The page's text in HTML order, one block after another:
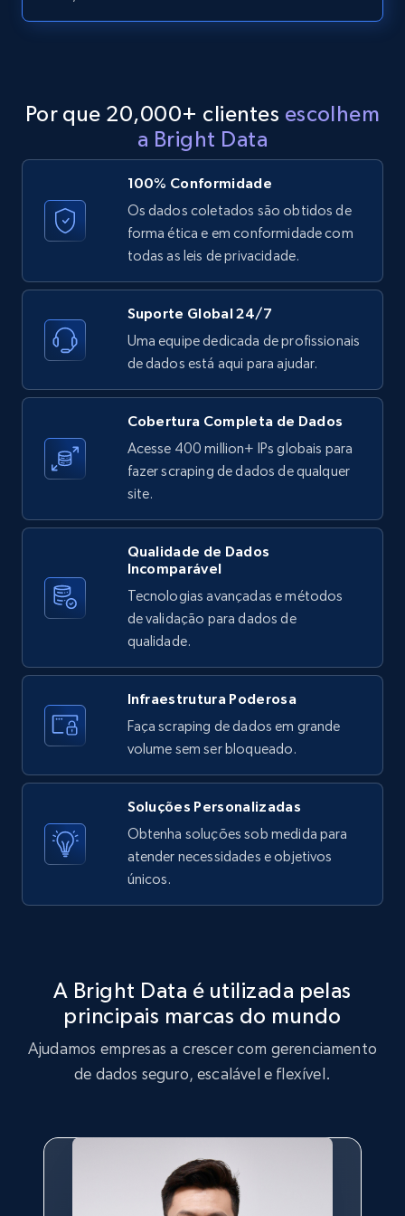
URL
11.3K+ 1.5K+ Comece grátis
LinkedIn posts - Discover new posts
company URL
URL, ID, User id, Use url, Title, Headline, Post
text, Date posted, and more.
11.3K+
X (formerly Twitter) - Posts
ID, User posted, Name, Description, Date
posted, Photos, URL, Quoted post, and more.
X (formerly Twitter) - Posts - Collecting
Twitter posts URLs
ID, User posted, Name, Description, Date
posted, Photos, URL, Quoted post, and more.
10.4K+ 1.2K+ Comece grátis
X (formerly Twitter) - Posts - Getting x
posts by array of profiles
ID, User posted, Name, Description, Date
posted, Photos, URL, Quoted post, and more.
TikTok - Profiles
Account id, Nickname, Biography, Awg
engagement rate, Comment engagement rate,
Like engagement rate, Bio link, Predicted lang,
Por que 20,000+ clientes escolhem
a Bright Data
100% Conformidade
Os dados coletados são obtidos de
forma ética e em conformidade com
todas as leis de privacidade.
Suporte Global 24/7
Uma equipe dedicada de profissionais
de dados está aqui para ajudar.
Cobertura Completa de Dados
Acesse 400 million+ IPs globais para
fazer scraping de dados de qualquer
site.
Qualidade de Dados
Incomparável
Tecnologias avançadas e métodos
de validação para dados de
qualidade.
Infraestrutura Poderosa
Faça scraping de dados em grande
volume sem ser bloqueado.
Soluções Personalizadas
Obtenha soluções sob medida para
atender necessidades e objetivos
únicos.
A Bright Data é utilizada pelas
principais marcas do mundo
Ajudamos empresas a crescer com gerenciamento
de dados seguro, escalável e flexível.